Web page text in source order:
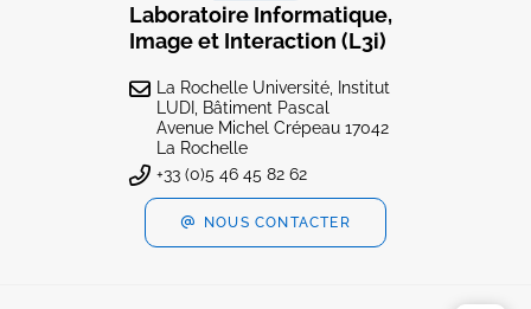
Laboratoire Informatique,
Image et Interaction (L3i)
La Rochelle Université, Institut
LUDI, Bâtiment Pascal
Avenue Michel Crépeau 17042
La Rochelle
+33 (0)5 46 45 82 62
NOUS CONTACTER